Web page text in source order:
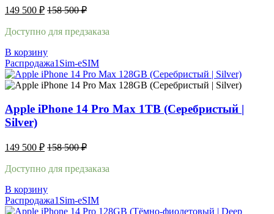
149 500 ₽ 158 500₽
Доступно для предзаказа
В корзину
Распродажа1Sim-eSIM
Apple iPhone 14 Pro Max 1TB (Серебристый |
Silver)
149 500 ₽ 158 500₽
Доступно для предзаказа
В корзину
Распродажа1Sim-eSIM